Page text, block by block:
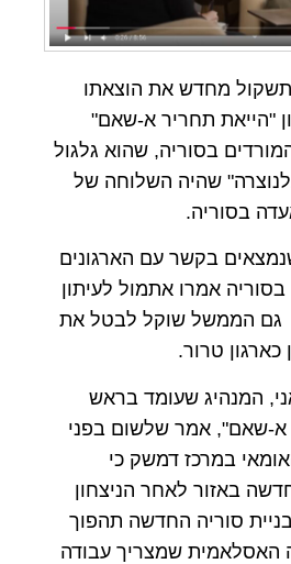
תשקול מחדש את הוצאתו
"הייאת תחריר א-שאם"
בסוריה, שהוא גלגול
שהיה השלוחה של
בסוריה.
בקשר עם הארגונים
אמרו אתמול לעיתון
גם הממשל שוקל לבטל את
טרור.
המנהיג שעומד בראש
א-שאם", אמר שלשום בפני
במרכז דמשק כי
באזור לאחר הניצחון
סוריה החדשה תהפוך
האסלאמית שמצריך עבודה